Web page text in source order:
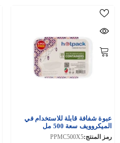
عبوة شفافة قابلة للاستخدام في
الميكروويف سعة 500 مل
رمز المنتج:PPMC500X5